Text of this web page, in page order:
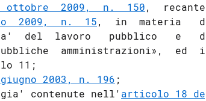
2009,  n.  150,  recante:
2009,  n.  15,  in  materia   di
del  lavoro   pubblico   e   di
amministrazioni»,  ed  in
11;
2003, n. 196 ;
contenute nell'
articolo 18 del